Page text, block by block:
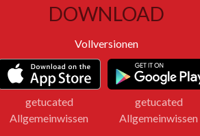
DOWNLOAD
Vollversionen
getucated
Allgemeinwissen
getucated
Allgemeinwissen